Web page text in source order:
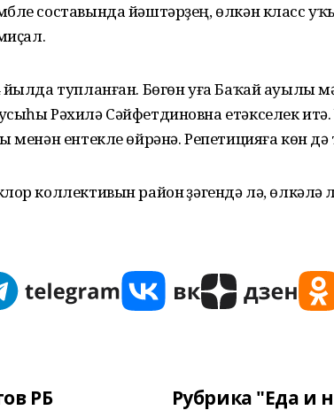
составында йәштәрҙең, өлкән класс
туп­ланған. Бөгөн уға Баҡай ауылы
Рәхилә Сәйфет­диновна етәкселек
менән ентекле өйрәнә. Репетицияға көн
коллективын район үҙәгендә лә,
РБ Рубрика "Еда и